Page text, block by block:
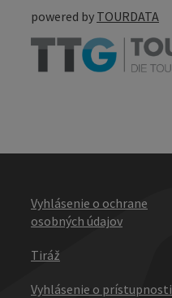
powered by TOURDATA
Vyhlásenie o ochrane
osobných údajov
Tiráž
Vyhlásenie o prístupnosti